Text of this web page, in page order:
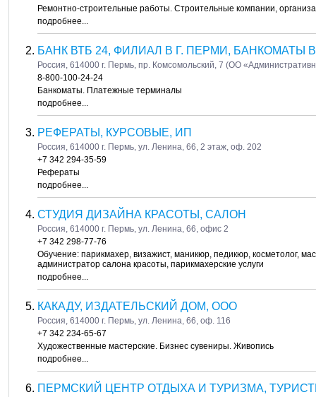
Ремонтно-строительные работы. Строительные компании,
подробнее...
БАНК ВТБ 24, ФИЛИАЛ В Г. ПЕРМИ,
Россия, 614000 г. Пермь, пр. Комсомольский, 7 (ОО
8-800-100-24-24
Банкоматы. Платежные терминалы
подробнее...
РЕФЕРАТЫ, КУРСОВЫЕ, ИП
Россия, 614000 г. Пермь, ул. Ленина, 66, 2 этаж, оф. 202
+7 342 294-35-59
Рефераты
подробнее...
СТУДИЯ ДИЗАЙНА КРАСОТЫ, САЛОН
Россия, 614000 г. Пермь, ул. Ленина, 66, офис 2
+7 342 298-77-76
Обучение: парикмахер, визажист, маникюр, педикюр, косметолог,
администратор салона красоты, парикмахерские услуги
подробнее...
КАКАДУ, ИЗДАТЕЛЬСКИЙ ДОМ, ООО
Россия, 614000 г. Пермь, ул. Ленина, 66, оф. 116
+7 342 234-65-67
Художественные мастерские. Бизнес сувениры. Живопись
подробнее...
ПЕРМСКИЙ ЦЕНТР ОТДЫХА И ТУРИЗМА,